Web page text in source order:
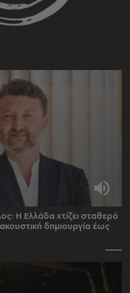
Η Ελλάδα χτίζει σταθερό
δημιουργία έως